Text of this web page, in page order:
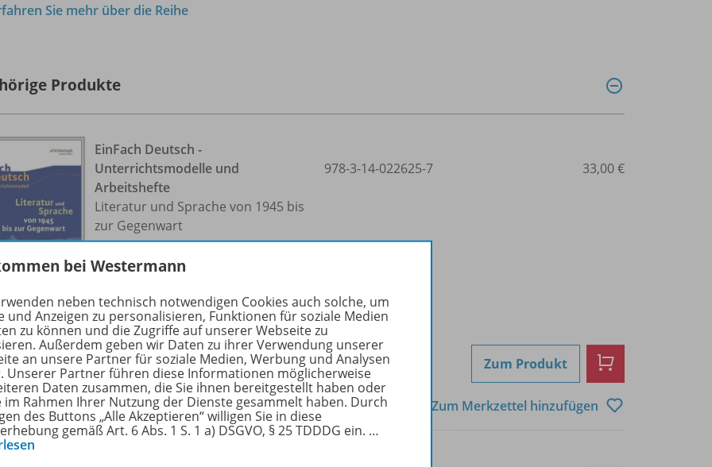
Sie mehr über die Reihe
Produkte
EinFach Deutsch -
Unterrichtsmodelle und
Arbeitshefte
Literatur und Sprache von 1945 bis
zur Gegenwart
Unterrichtsmodell (mit AH im PDF-
Lieferbar
978-3-14-022625-7 33,00 €
Zum Produkt
Zum Merkzettel hinzufügen
bei Westermann
neben technisch notwendigen Cookies auch solche, um
und Anzeigen zu personalisieren, Funktionen für soziale Medien
zu können und die Zugriffe auf unserer Webseite zu
Außerdem geben wir Daten zu ihrer Verwendung unserer
an unsere Partner für soziale Medien, Werbung und Analysen
Unserer Partner führen diese Informationen möglicherweise
Daten zusammen, die Sie ihnen bereitgestellt haben oder
im Rahmen Ihrer Nutzung der Dienste gesammelt haben. Durch
des Buttons „Alle Akzeptieren“ willigen Sie in diese
gemäß Art. 6 Abs. 1 S. 1 a) DSGVO, § 25 TDDDG ein. …